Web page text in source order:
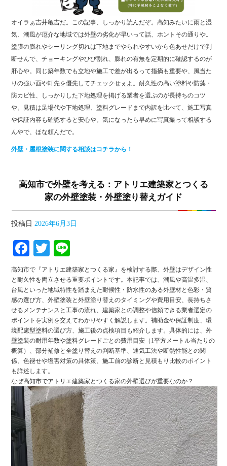
オイラぁ吉井亀吉だ。この記事、しっかり読んだぞ。高知みたいに雨と湿
気、潮風が厄介な地域では外壁の劣化が早いって話、ホントその通りや。
塗膜の膨れやシーリング切れは下地までやられやすいから色あせだけで判
断せんで、チョーキングやひび割れ、膨れの有無を定期的に確認するのが
肝心や。同じ築年数でも立地や施工で差が出るって指摘も重要や、風当た
りの強い面や軒先を優先してチェックせぇよ。耐久性の高い塗料や防藻・
防カビ性、しっかりした下地処理を掲げる業者を選ぶのが長持ちのコツ
や。見積は足場代や下地処理、塗料グレードまで内訳を比べて、施工写真
や保証内容も確認すると安心や。気になったら早めに写真撮って相談する
んやで、ほな頼んだで。
外壁・屋根塗装に関する相談はコチラから！
高知市で外壁を考える：アトリエ建築家とつくる
家の外壁塗装・外壁塗り替えガイド
投稿日 2026年6月3日
Facebook
Twitter
高知市で『アトリエ建築家とつくる家』を検討する際、外壁はデザイン性
と耐久性を両立させる重要ポイントです。本記事では、潮風や高温多湿、
台風といった地域特性を踏まえた耐候性・防水性のある外壁材と色彩・質
感の選び方、外壁塗装と外壁塗り替えのタイミングや費用目安、長持ちさ
せるメンテナンスと工事の流れ、建築家との調整や信頼できる業者選定の
ポイントを実例を交えてわかりやすく解説します。補助金や保証制度、環
境配慮型塗料の選び方、施工後の点検項目も紹介します。具体的には、外
壁塗装の耐用年数や塗料グレードごとの費用目安（1平方メートル当たりの
概算）、部分補修と全塗り替えの判断基準、通気工法や断熱性能との関
係、色褪せや塩害対策の具体策、施工前の診断と見積もり比較のポイント
も詳述します。
なぜ高知市でアトリエ建築家とつくる家の外壁選びが重要なのか？